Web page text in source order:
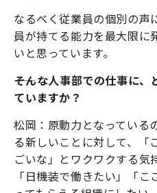
なるべく従業員の個別の声
員が持てる能力を最大限に
いと思っています。
――そんな人事部での仕事に
ていますか？
松岡：原動力となっている
る新しいことに対して、「
ごいな」とワクワクする気
「日機装で働きたい」「